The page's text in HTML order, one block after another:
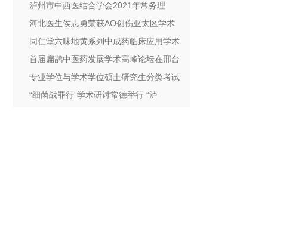
泸州市中西医结合学会2021年常务理
河北医生侯志勇荣获AO创伤亚太区学术
同仁堂六味地黄系列中成药临床应用学术
首届扁鹊中医药发展学术高峰论坛在邢台
专业学位与学术学位硕士研究生分类考试
“细菌战罪行”学术研讨常德举行 “泸